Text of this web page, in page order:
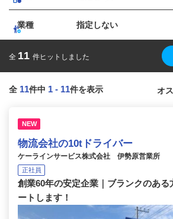
業種 指定しない
全 11 件ヒットしました
全 11件中 1 - 11件を表示
NEW
物流会社の10tドライバー
ケーラインサービス株式会社 伊勢原営業所
正社員
創業60年の安定企業｜ブランクのある
ートします！